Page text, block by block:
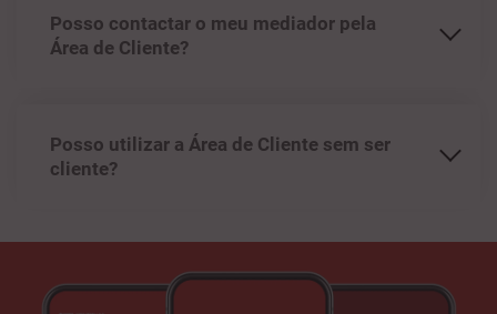
Posso contactar o meu mediador pela
Área de Cliente?
Posso utilizar a Área de Cliente sem ser
cliente?